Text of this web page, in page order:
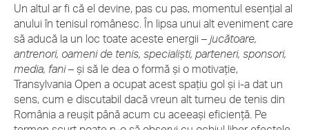
Un altul ar fi că el devine, pas cu pas, momentul esențial al
anului în tenisul românesc. În lipsa unui alt eveniment care
să aducă la un loc toate aceste energii – jucătoare,
antrenori, oameni de tenis, specialiști, parteneri, sponsori,
media, fani– și să le dea o formă și o motivație,
Transylvania Open a ocupat acest spațiu gol și i-a dat un
sens, cum e discutabil dacă vreun alt turneu de tenis din
România a reușit până acum cu aceeași eficiență. Pe